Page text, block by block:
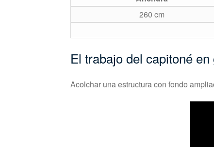
260 cm
El trabajo del capitoné
Acolchar una estructura con fondo